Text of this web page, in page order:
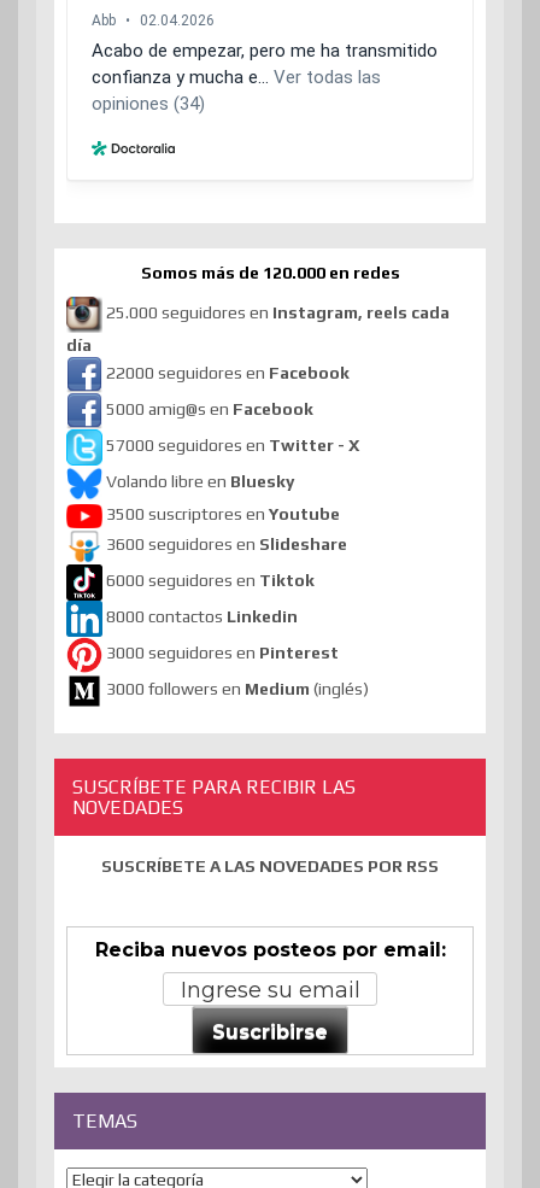
Somos más de 120.000 en redes
25.000 seguidores en Instagram, reels cada
día
22000 seguidores en Facebook
5000 amig@s en Facebook
57000 seguidores en Twitter - X
Volando libre en Bluesky
3500 suscriptores en Youtube
3600 seguidores en Slideshare
6000 seguidores en Tiktok
8000 contactos Linkedin
3000 seguidores en Pinterest
3000 followers en Medium (inglés)
SUSCRÍBETE PARA RECIBIR LAS
NOVEDADES
SUSCRÍBETE A LAS NOVEDADES POR RSS
Reciba nuevos posteos por email:
Suscribirse
TEMAS
Temas